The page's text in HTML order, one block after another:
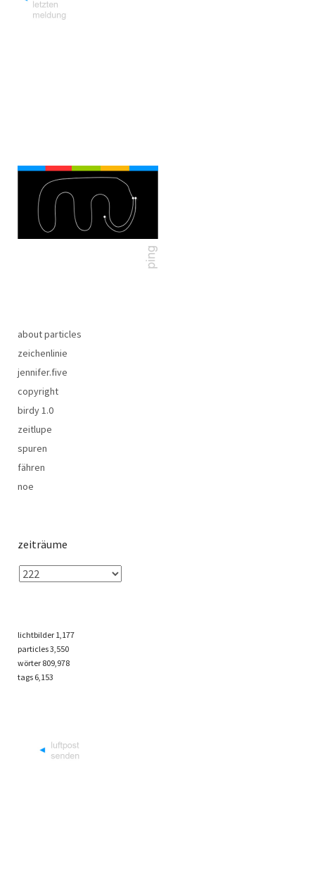
about particles
zeichenlinie
jennifer.five
copyright
birdy 1.0
zeitlupe
spuren
fähren
noe
zeiträume
lichtbilder 1,177
particles3,550
wörter 809,978
tags 6,153